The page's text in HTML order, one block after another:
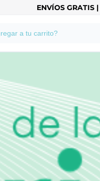
ENVÍOS GRATIS |